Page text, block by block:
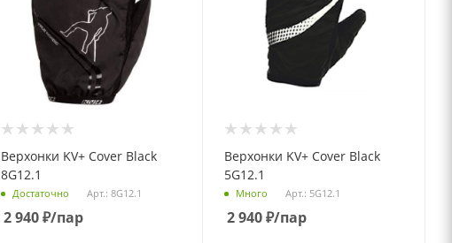
Верхонки KV+ Cover Black
8G12.1
Достаточно Арт.: 8G12.1
2 940₽/пар
Верхонки KV+ Cover Black
5G12.1
Много Арт.: 5G12.1
2 940₽/пар